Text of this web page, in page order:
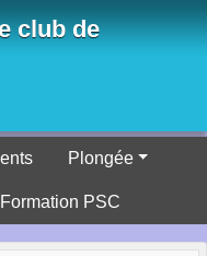
club de
Plongée
Formation PSC